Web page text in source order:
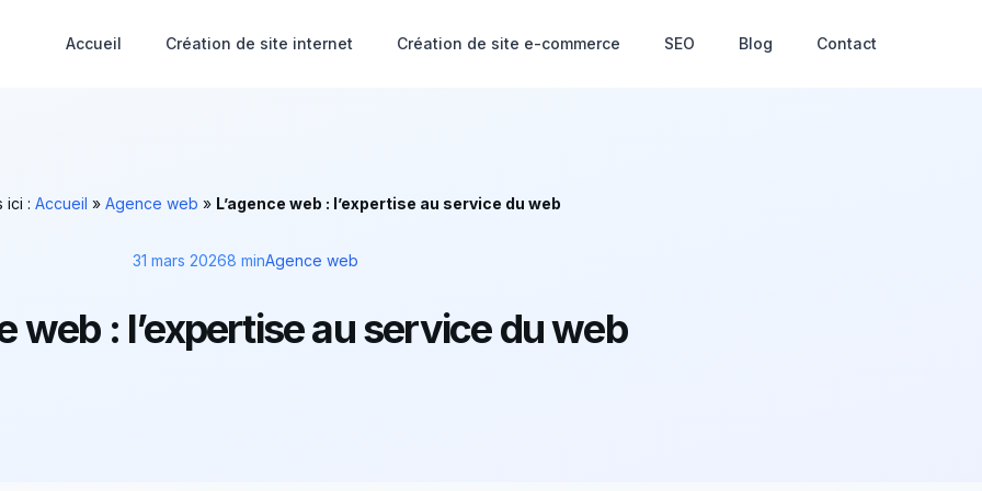
Accueil Création de site internet Création de site e-commerce SEO Blog Contact
ici : Accueil » Agence web » L’agence web : l’expertise au service du web
31 mars 20268 minAgence web
web : l’expertise au service du web